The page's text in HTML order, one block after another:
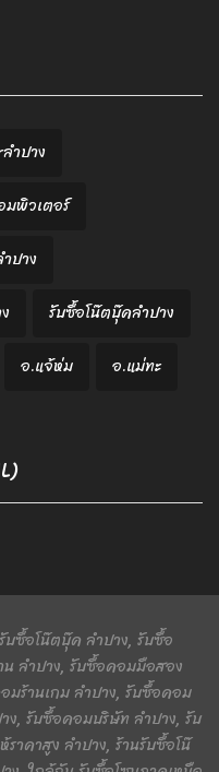
ำปาง
พิวเตอร์
ปาง
รับซื้อโน๊ตบุ๊คลำปาง
อ.แจ้ห่ม
อ.แม่ทะ
ซื้อโน๊ตบุ๊ค ลำปาง, รับซื้อ
ลำปาง, รับซื้อคอมมือสอง
มร้านเกม ลำปาง, รับซื้อคอม
, รับซื้อคอมบริษัท ลำปาง, รับ
าคาสูง ลำปาง, ร้านรับซื้อโน๊